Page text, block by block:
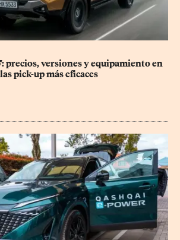
precios, versiones y equipamiento en
pick-up más eficaces